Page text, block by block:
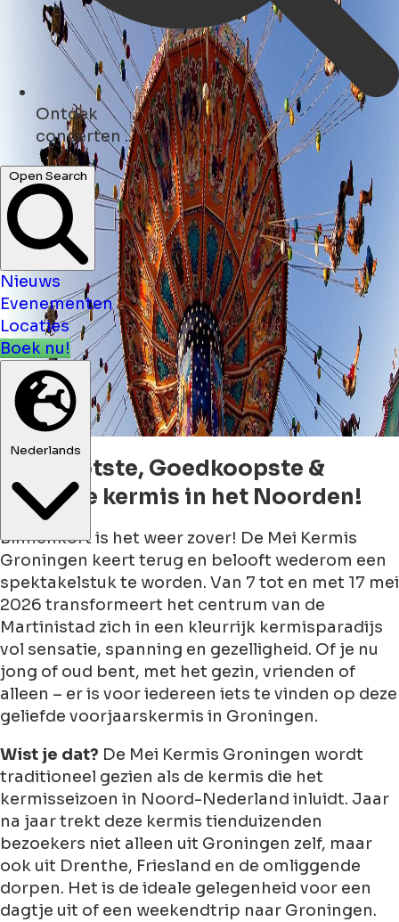
Ontdek
monumenten ...
Open Search
Nieuws
Evenementen
Locaties
Boek nu!
Nederlands
De Grootste, Goedkoopste &
Hoogste kermis in het Noorden!
Binnenkort is het weer zover! De Mei Kermis
Groningen keert terug en belooft wederom een
spektakelstuk te worden. Van 7 tot en met 17 mei
2026 transformeert het centrum van de
Martinistad zich in een kleurrijk kermisparadijs
vol sensatie, spanning en gezelligheid. Of je nu
jong of oud bent, met het gezin, vrienden of
alleen – er is voor iedereen iets te vinden op deze
geliefde voorjaarskermis in Groningen.
Wist je dat? De Mei Kermis Groningen wordt
traditioneel gezien als de kermis die het
kermisseizoen in Noord-Nederland inluidt. Jaar
na jaar trekt deze kermis tienduizenden
bezoekers niet alleen uit Groningen zelf, maar
ook uit Drenthe, Friesland en de omliggende
dorpen. Het is de ideale gelegenheid voor een
dagtje uit of een weekendtrip naar Groningen.